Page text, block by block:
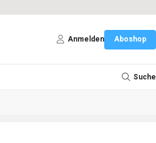
Anmelden Aboshop
Suche